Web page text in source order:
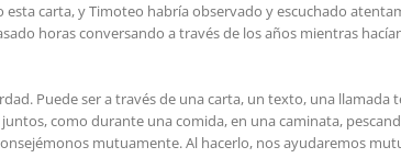
carta, y Timoteo habría observado y escuchado
horas conversando a través de los años mientras
Puede ser a través de una carta, un texto, una llamada
como durante una comida, en una caminata,
mutuamente. Al hacerlo, nos ayudaremos